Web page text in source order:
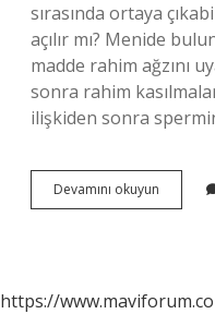
sırasında ortaya
açılır mı? Menide
madde rahim ağzını
sonra rahim
ilişkiden sonra
Devamını okuyun
Ilişki
https://